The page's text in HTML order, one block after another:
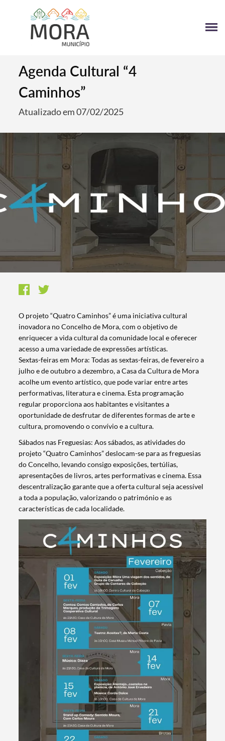
Termo de Pesquisa
Categorias gerais
Agenda Cultural “4
Caminhos”
Atualizado em 07/02/2025
O projeto “Quatro Caminhos” é uma iniciativa cultural
inovadora no Concelho de Mora, com o objetivo de
enriquecer a vida cultural da comunidade local e oferecer
acesso a uma variedade de expressões artísticas.
Sextas-feiras em Mora: Todas as sextas-feiras, de fevereiro a
julho e de outubro a dezembro, a Casa da Cultura de Mora
acolhe um evento artístico, que pode variar entre artes
performativas, literatura e cinema. Esta programação
regular proporciona aos habitantes e visitantes a
oportunidade de desfrutar de diferentes formas de arte e
cultura, promovendo o convívio e a cultura.
Sábados nas Freguesias: Aos sábados, as atividades do
projeto “Quatro Caminhos” deslocam-se para as freguesias
do Concelho, levando consigo exposições, tertúlias,
apresentações de livros, artes performativas e cinema. Essa
descentralização garante que a oferta cultural seja acessível
a toda a população, valorizando o património e as
características de cada localidade.